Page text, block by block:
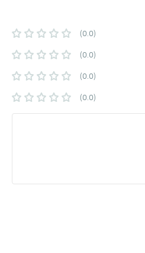
(0.0)
(0.0)
(0.0)
(0.0)